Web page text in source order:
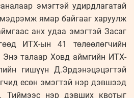
эмэгтэй удирдлагатай
ямар байгааг харуулж
анх удаа эмэгтэй Засаг
ИТХ-ын 41 төлөөлөгчийн
талаар Ховд аймгийн ИТХ-
гишүүн Д.Эрдэнэцэцэгтэй
есөн эмэгтэй нэр дэвшээд
Тиймээс нэр дэвших квотыг